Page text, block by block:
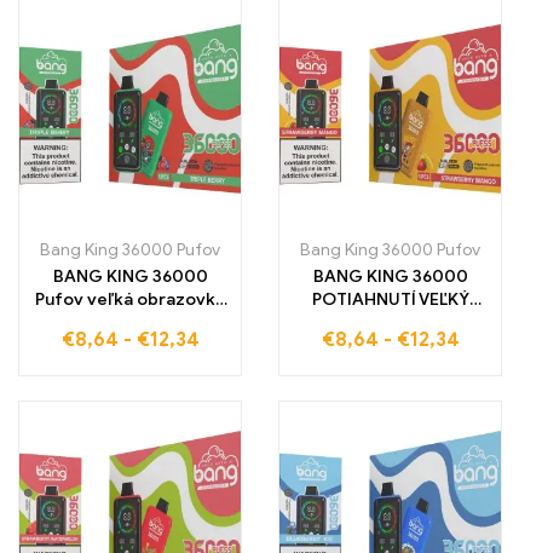
nastavením tlaku E-
žuvačka
Bang King 36000 Pufov
BANG KING 36000
Pufov veľká obrazovka
Peach-Triple-Berry
€8,64 - €12,34
Bang King 36000 Pufov
BANG KING 36000
POTIAHNUTÍ VEĽKÝ
NAPÄTIA 36000
ovocia a inovácie
Elektronická cigareta
€8,64 - €12,34